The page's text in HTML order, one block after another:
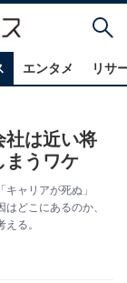
エンタメ リサ
社は近い将
まうワケ
ャリアが死ぬ」
どこにあるのか、
る。